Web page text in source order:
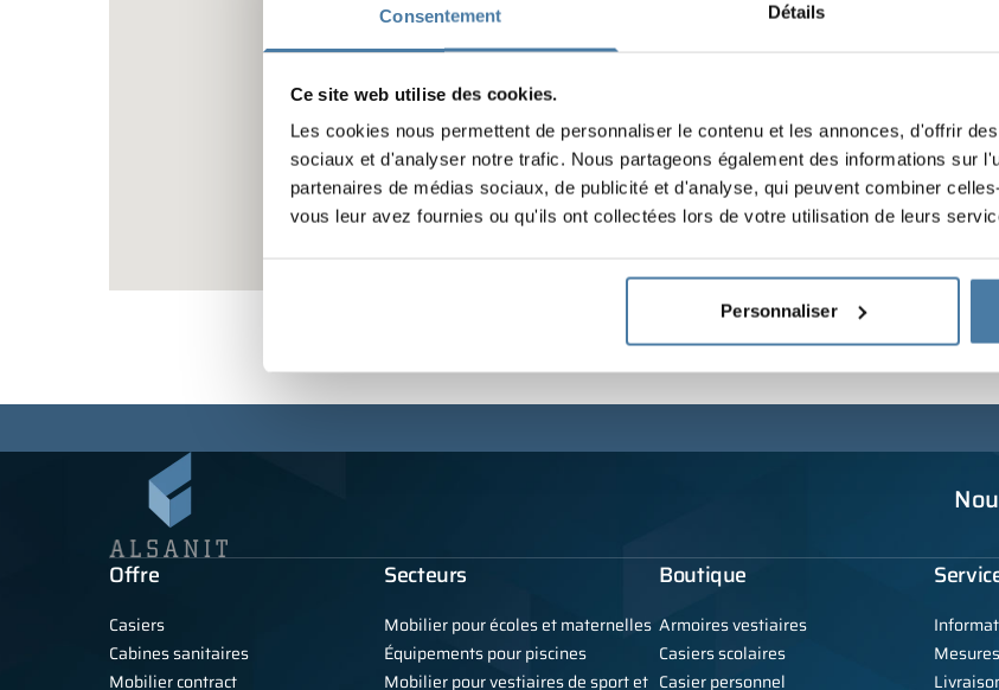
Consentement Détails
Ce site web utilise des cookies.
Les cookies nous permettent de personnaliser le contenu et les annonces, d'offrir
sociaux et d'analyser notre trafic. Nous partageons également des informations sur
partenaires de médias sociaux, de publicité et d'analyse, qui peuvent combiner
vous leur avez fournies ou qu'ils ont collectées lors de votre utilisation de leurs
Personnaliser
Offre
Casiers
Cabines sanitaires
Mobilier contract
Secteurs
Mobilier pour écoles et maternelles
Équipements pour piscines
Mobilier pour vestiaires de sport et
Boutique
Armoires vestiaires
Casiers scolaires
Casier personnel
Mesures